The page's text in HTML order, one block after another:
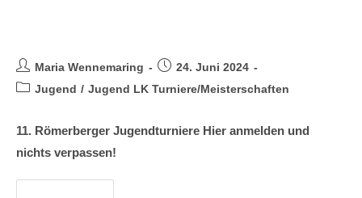
Maria Wennemaring
24. Juni 2024
Jugend / Jugend LK Turniere/Meisterschaften
11. Römerberger Jugendturniere Hier anmelden und
nichts verpassen!